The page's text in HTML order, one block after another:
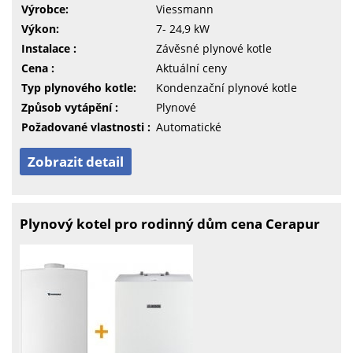
Výrobce:
Viessmann
Výkon:
7- 24,9 kW
Instalace :
Závěsné plynové kotle
Cena :
Aktuální ceny
Typ plynového kotle:
Kondenzační plynové kotle
Způsob vytápění :
Plynové
Požadované vlastnosti : Automatické
Zobrazit detail
Plynový kotel pro rodinný dům cena Cerapur